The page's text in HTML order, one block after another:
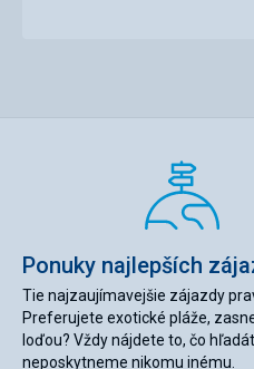
Ponuky najlepších
Tie najzaujímavejšie zájazdy
Preferujete exotické pláže,
loďou? Vždy nájdete to, čo
neposkytneme nikomu inému.